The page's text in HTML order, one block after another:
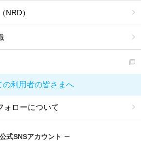
NRD）
の利用者の皆さまへ
ォローについて
公式SNSアカウント